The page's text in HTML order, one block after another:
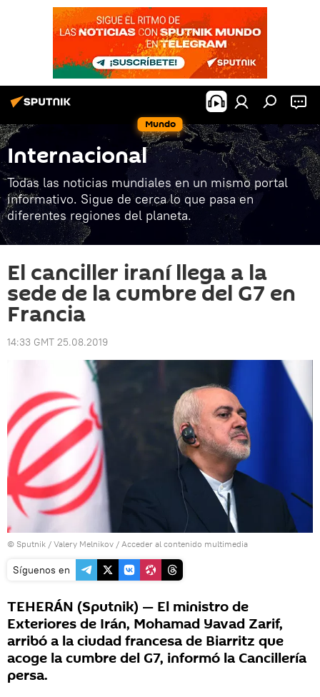
Mundo
Internacional
Todas las noticias mundiales en un mismo portal
informativo. Sigue de cerca lo que pasa en
diferentes regiones del planeta.
El canciller iraní llega a la
sede de la cumbre del G7 en
Francia
14:33 GMT 25.08.2019
© Sputnik / Valery Melnikov / Acceder al contenido multimedia
Síguenos en
TEHERÁN (Sputnik) — El ministro de
Exteriores de Irán, Mohamad Yavad Zarif,
arribó a la ciudad francesa de Biarritz que
acoge la cumbre del G7, informó la Cancillería
persa.